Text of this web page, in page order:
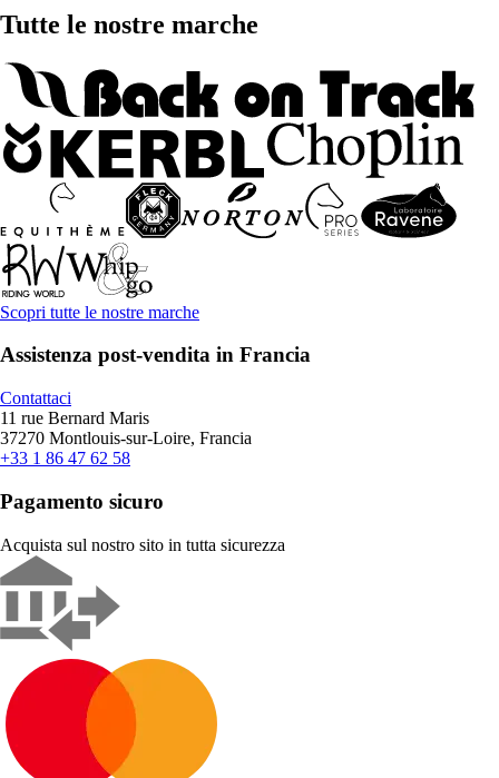
Tutte le nostre marche
Scopri tutte le nostre marche
Assistenza post-vendita in Francia
Contattaci
11 rue Bernard Maris
37270 Montlouis-sur-Loire, Francia
+33 1 86 47 62 58
Pagamento sicuro
Acquista sul nostro sito in tutta sicurezza